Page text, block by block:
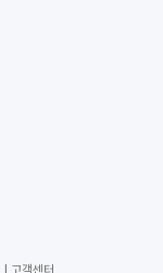
고객센터